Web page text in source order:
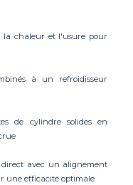
la chaleur et l'usure pour
à un refroidisseur
de cylindre solides en
avec un alignement
une efficacité optimale